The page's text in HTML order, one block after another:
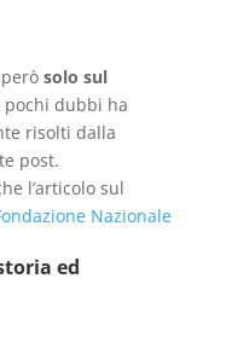
solo sul
dubbi ha
risolti dalla
post.
l’articolo sul
Nazionale
ed